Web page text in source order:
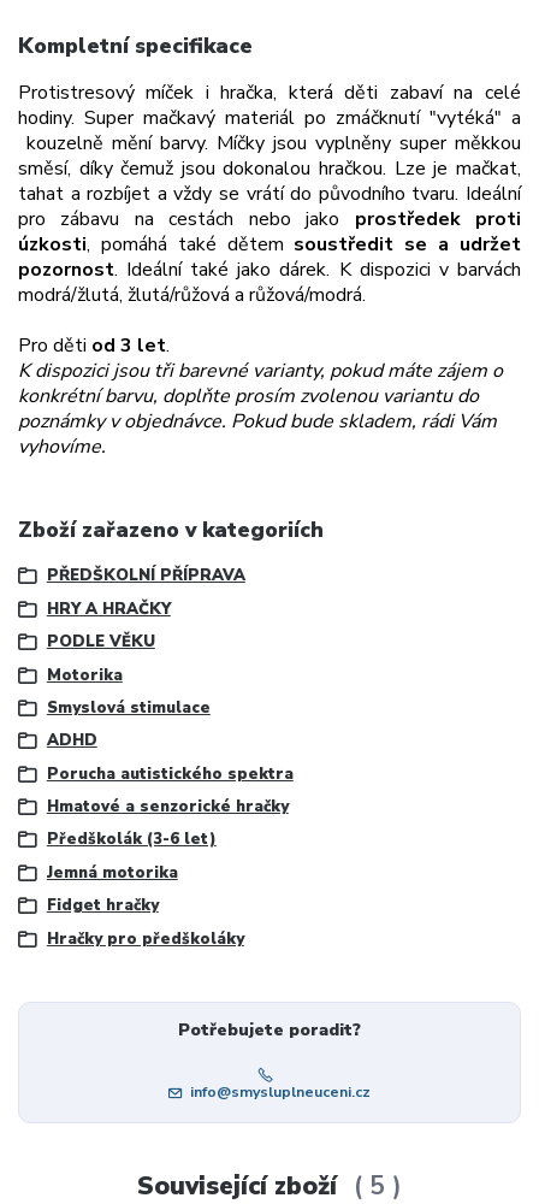
Kompletní specifikace
Protistresový míček i hračka, která děti zabaví na celé
hodiny. Super mačkavý materiál po zmáčknutí "vytéká" a
kouzelně mění barvy. Míčky jsou vyplněny super měkkou
směsí, díky čemuž jsou dokonalou hračkou. Lze je mačkat,
tahat a rozbíjet a vždy se vrátí do původního tvaru. Ideální
pro zábavu na cestách nebo jako prostředek proti
úzkosti, pomáhá také dětem soustředit se a udržet
pozornost. Ideální také jako dárek. K dispozici v barvách
modrá/žlutá, žlutá/růžová a růžová/modrá.
Pro děti od 3 let.
K dispozici jsou tři barevné varianty, pokud máte zájem o
konkrétní barvu, doplňte prosím zvolenou variantu do
poznámky v objednávce. Pokud bude skladem, rádi Vám
vyhovíme.
Zboží zařazeno v kategoriích
PŘEDŠKOLNÍ PŘÍPRAVA
HRY A HRAČKY
PODLE VĚKU
Motorika
Smyslová stimulace
ADHD
Porucha autistického spektra
Hmatové a senzorické hračky
Předškolák (3-6 let)
Jemná motorika
Fidget hračky
Hračky pro předškoláky
Potřebujete poradit?
info@smysluplneuceni.cz
Související zboží 5